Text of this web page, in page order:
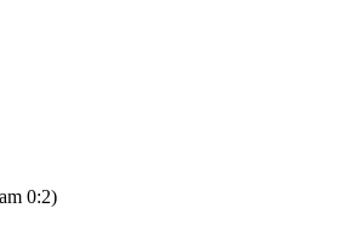
0:2)